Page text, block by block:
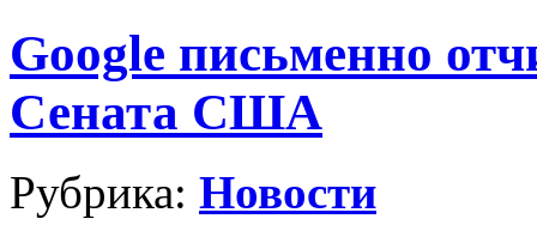
Google письменно
Сената США
Рубрика: Новости